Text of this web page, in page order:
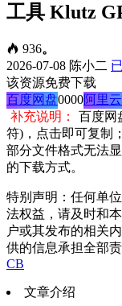
工具 Klutz
936。
2026-07-08 陈小二
该资源免费下载
百度网盘0000阿里
补充说明：
百度网
符)，点击即可复制
部分文件格式无法
的下载方式。
特别声明：任何单
法权益，请及时和
户或其发布的相关
供的信息承担全部
CB
文章介绍